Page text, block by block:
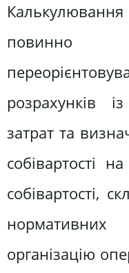
Калькулювання
розрахунків
затрат та
собівартості
собівартості,
організацію